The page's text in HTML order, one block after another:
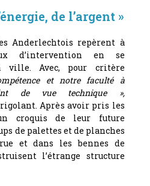
de l’argent »
Anderlechtois repèrent à
d’intervention en se
ville. Avec, pour critère
et notre faculté à
de vue technique »,
Après avoir pris les
croquis de leur future
de palettes et de planches
et dans les bennes de
l’étrange structure